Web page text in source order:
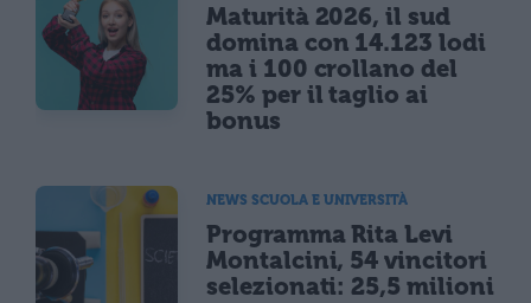
Maturità 2026, il sud
domina con 14.123 lodi
ma i 100 crollano del
25% per il taglio ai
bonus
NEWS SCUOLA E UNIVERSITÀ
Programma Rita Levi
Montalcini, 54 vincitori
selezionati: 25,5 milioni